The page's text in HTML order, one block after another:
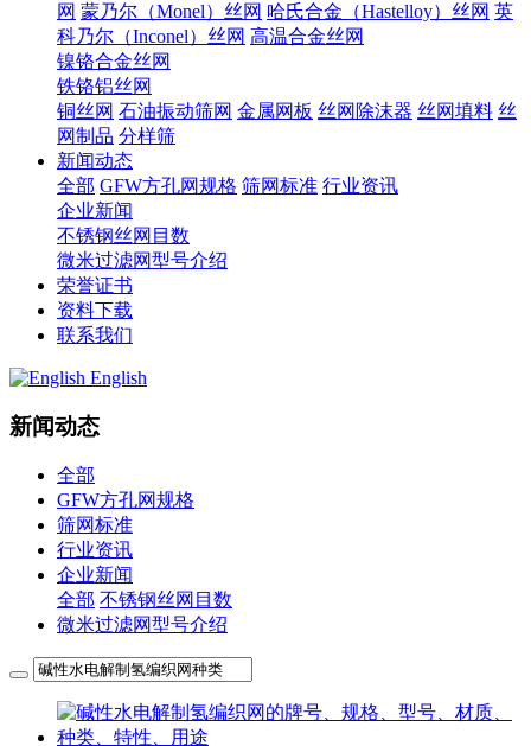
网 蒙乃尔（Monel）丝网 哈氏合金（Hastelloy）丝网 英
科乃尔（Inconel）丝网 高温合金丝网
镍铬合金丝网
铁铬铝丝网
铜丝网 石油振动筛网 金属网板 丝网除沫器 丝网填料 丝
网制品 分样筛
新闻动态
全部 GFW方孔网规格 筛网标准 行业资讯
企业新闻
不锈钢丝网目数
微米过滤网型号介绍
荣誉证书
资料下载
联系我们
English
新闻动态
全部
GFW方孔网规格
筛网标准
行业资讯
企业新闻
全部 不锈钢丝网目数
微米过滤网型号介绍